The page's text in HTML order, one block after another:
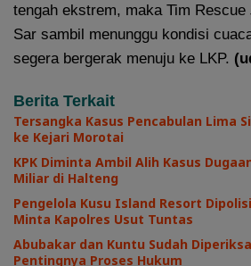
tengah ekstrem, maka Tim Rescue
Sar sambil menunggu kondisi
segera bergerak menuju ke LKP.
Berita Terkait
Tersangka Kasus Pencabulan Lima
ke Kejari Morotai
KPK Diminta Ambil Alih Kasus
Miliar di Halteng
Pengelola Kusu Island Resort
Minta Kapolres Usut Tuntas
Abubakar dan Kuntu Sudah
Pentingnya Proses Hukum